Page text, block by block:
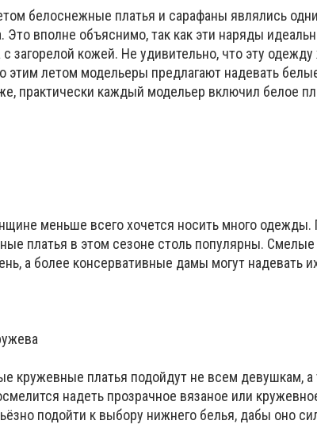
белоснежные платья и сарафаны являлись
Это вполне объяснимо, так как эти наряды
с загорелой кожей. Не удивительно, что эту
этим летом модельеры предлагают надевать
практически каждый модельер включил белое
меньше всего хочется носить много одежды.
платья в этом сезоне столь популярны. Смелые
а более консервативные дамы могут надевать
кружевные платья подойдут не всем девушкам,
надеть прозрачное вязаное или
подойти к выбору нижнего белья, дабы оно